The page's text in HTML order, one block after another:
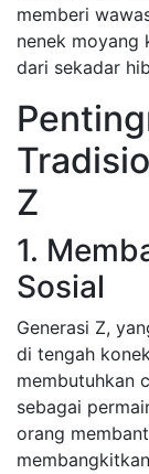
memberi
nenek moyang
dari sekadar
Z
1.
Sosial
Generasi Z,
di tengah
membutuhkan
sebagai
orang